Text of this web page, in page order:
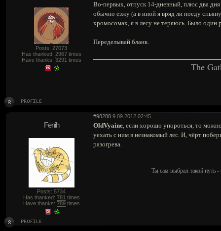
Posts: 27073
Has thanked: 2967times
Have thanks: 3291 times
Во-первых, отпуск 14-дневный, плюс два
обычно езжу (а в иной я вряд ли поеду
хромосомах, я в лесу не теряюсь. Было один
Переделывай бланк.
The
#98288 9.09.2012 02:45
Fenih
Posts: 5734
Has thanked: 781 times
Have thanks: 789times
OldVyaine, если хорошо упороться, то
уехать с ним в незнакомый лес. И, чёрт
разогрева.
Ты сам выбрал такой путь -